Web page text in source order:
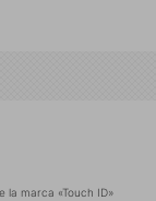
la marca «Touch ID»